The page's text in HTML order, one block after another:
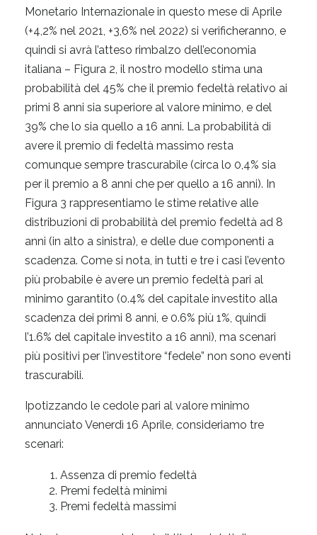
Monetario Internazionale in questo mese di Aprile
(+4,2% nel 2021, +3,6% nel 2022) si verificheranno, e
quindi si avrà l’atteso rimbalzo dell’economia
italiana – Figura 2, il nostro modello stima una
probabilità del 45% che il premio fedeltà relativo ai
primi 8 anni sia superiore al valore minimo, e del
39% che lo sia quello a 16 anni. La probabilità di
avere il premio di fedeltà massimo resta
comunque sempre trascurabile (circa lo 0,4% sia
per il premio a 8 anni che per quello a 16 anni). In
Figura 3 rappresentiamo le stime relative alle
distribuzioni di probabilità del premio fedeltà ad 8
anni (in alto a sinistra), e delle due componenti a
scadenza. Come si nota, in tutti e tre i casi l’evento
più probabile è avere un premio fedeltà pari al
minimo garantito (0.4% del capitale investito alla
scadenza dei primi 8 anni, e 0.6% più 1%, quindi
l’1.6% del capitale investito a 16 anni), ma scenari
più positivi per l’investitore “fedele” non sono eventi
trascurabili.
Ipotizzando le cedole pari al valore minimo
annunciato Venerdì 16 Aprile, consideriamo tre
scenari:
Assenza di premio fedeltà
Premi fedeltà minimi
Premi fedeltà massimi